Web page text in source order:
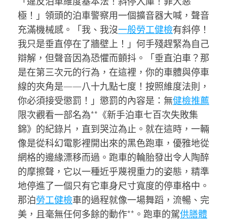
極！」領頭的泊車警察用一個擴音器大喊，聲音
充滿機械感。「我、我沒一般勞工健檢有斜停！
我只是垂直停在了牆壁上！」何手殘趕緊為自己
辯解，但聲音因為恐懼而顫抖。「垂直泊車？那
是在第三次元的行為，在這裡，你的車體與停車
線的夾角是——八十九點七度！按照維度法則，
你必須接受懲罰！」懲罰的內容是：無健檢推薦
限次觀看一部名為**《新手泊車七百次失敗集
錦》的紀錄片，直到哭泣為止。就在這時，一輛
像是從科幻電影裡開出來的黑色跑車，優雅地從
網格的邊緣漂移而過。跑車的輪胎發出令人陶醉
的摩擦聲，它以一種近乎蔑視重力的姿態，精準
地停進了一個只有它車身尺寸寬度的停車格中。
那泊勞工健檢車的過程就像一場舞蹈，流暢、完
美，且毫無任何多餘的動作**。跑車的駕供膳體